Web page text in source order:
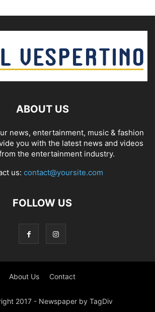
ABOUT US
news, entertainment, music & fashion
you with the latest news and videos
the entertainment industry.
us: contact@yoursite.com
FOLLOW US
About Us Contact
2017 - Newspaper by TagDiv